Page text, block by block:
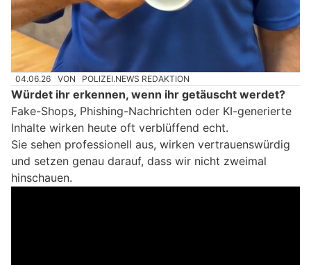
04.06.26 VON POLIZEI.NEWS REDAKTION
Würdet ihr erkennen, wenn ihr getäuscht werdet?
Fake-Shops, Phishing-Nachrichten oder KI-generierte
Inhalte wirken heute oft verblüffend echt.
Sie sehen professionell aus, wirken vertrauenswürdig
und setzen genau darauf, dass wir nicht zweimal
hinschauen.